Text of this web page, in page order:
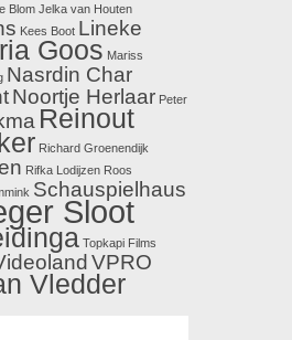
Blom Jelka van Houten
Kees Boot Lineke
Goos Mariss
Nasrdin Char
Noortje Herlaar Peter
Reinout
Richard Groenendijk
Rifka Lodijzen Roos
Schauspielhaus
Sloot
Topkapi Films
VPRO
Vledder